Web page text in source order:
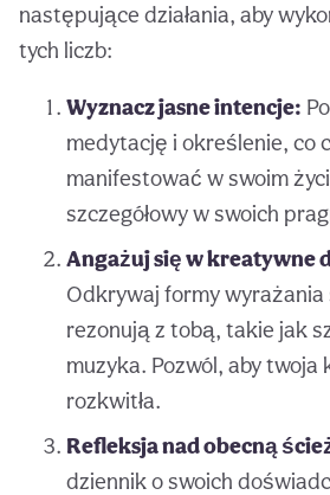
następujące działania, aby
tych liczb:
Wyznacz jasne intencje:
medytację i określenie, co
manifestować w swoim
szczegółowy w swoich
Angażuj się w kreatywne
Odkrywaj formy wyrażania
rezonują z tobą, takie jak
muzyka. Pozwól, aby
rozkwitła.
Refleksja nad obecną
dziennik o swoich